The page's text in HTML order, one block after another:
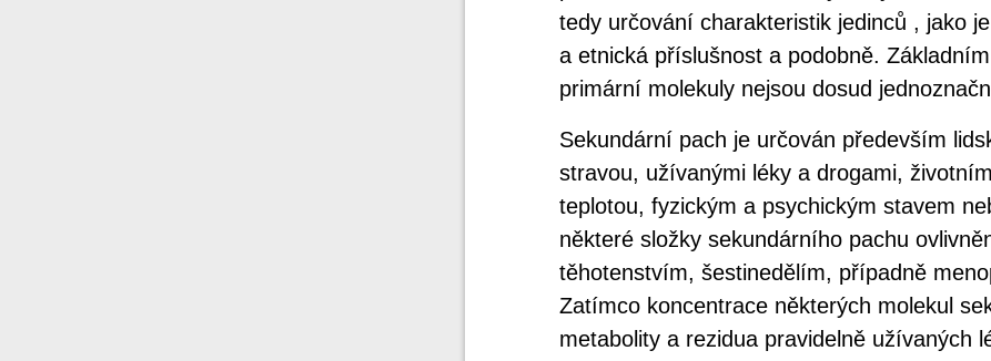
tedy určování charakteristik jedinců , jako
a etnická příslušnost a podobně.
primární molekuly nejsou dosud
Sekundární pach je určován především
stravou, užívanými léky a drogami,
teplotou, fyzickým a psychickým stavem
některé složky sekundárního pachu
těhotenstvím, šestinedělím, případně
Zatímco koncentrace některých molekul
metabolity a rezidua pravidelně užívaných